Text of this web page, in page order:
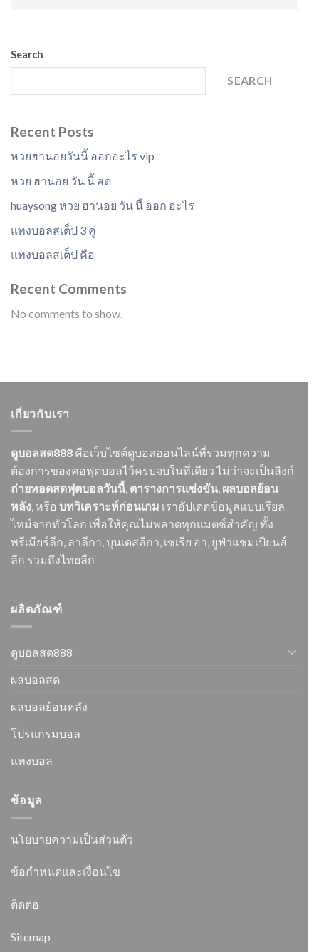
Search
SEARCH
Recent Posts
หวยฮานอยวันนี้ ออกอะไร vip
หวย ฮานอย วัน นี้ สด
huaysong หวย ฮานอย วัน นี้ ออก อะไร
แทงบอลสเต็ป 3 คู่
แทงบอลสเต็ป คือ
Recent Comments
No comments to show.
เกี่ยวกับเรา
ดูบอลสด888 คือเว็บไซต์ดูบอลออนไลน์ที่รวมทุกความ
ต้องการของคอฟุตบอลไว้ครบจบในที่เดียว ไม่ว่าจะเป็นลิงก์
ถ่ายทอดสดฟุตบอลวันนี้ ตารางการแข่งขัน ผลบอลย้อน
หลัง , หรือ บทวิเคราะห์ก่อนเกม เราอัปเดตข้อมูลแบบเรียล
ไทม์จากทั่วโลก เพื่อให้คุณไม่พลาดทุกแมตช์สำคัญ ทั้ง
พรีเมียร์ลีก, ลาลีกา, บุนเดสลีกา, เซเรีย อา, ยูฟ่าแชมเปียนส์
ลีก รวมถึงไทยลีก
ผลิตภัณฑ์
ดูบอลสด888
ผลบอลสด
ผลบอลย้อนหลัง
โปรแกรมบอล
แทงบอล
ข้อมูล
นโยบายความเป็นส่วนตัว
ข้อกำหนดและเงื่อนไข
ติดต่อ
Sitemap